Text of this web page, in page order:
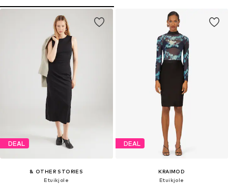
DEAL
& OTHER STORIES
Etuikjole
DEAL
KRAIMOD
Etuikjole